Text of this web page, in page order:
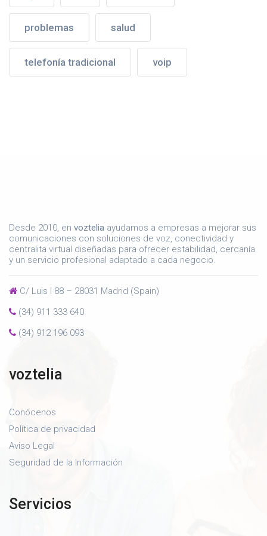
problemas salud
telefonía tradicional voip
Desde 2010, en voztelia ayudamos a empresas a mejorar sus
comunicaciones con soluciones de voz, conectividad y
centralita virtual diseñadas para ofrecer estabilidad, cercanía
y un servicio profesional adaptado a cada negocio.
C/ Luis I 88 – 28031 Madrid (Spain)
(34) 911 333 640
(34) 912 196 093
voztelia
Conócenos
Política de privacidad
Aviso Legal
Seguridad de la Información
Servicios